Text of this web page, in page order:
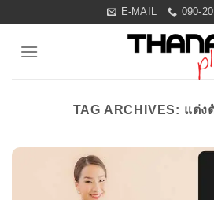
content
E-MAIL 090-
TAG ARCHIVES: แต่ง